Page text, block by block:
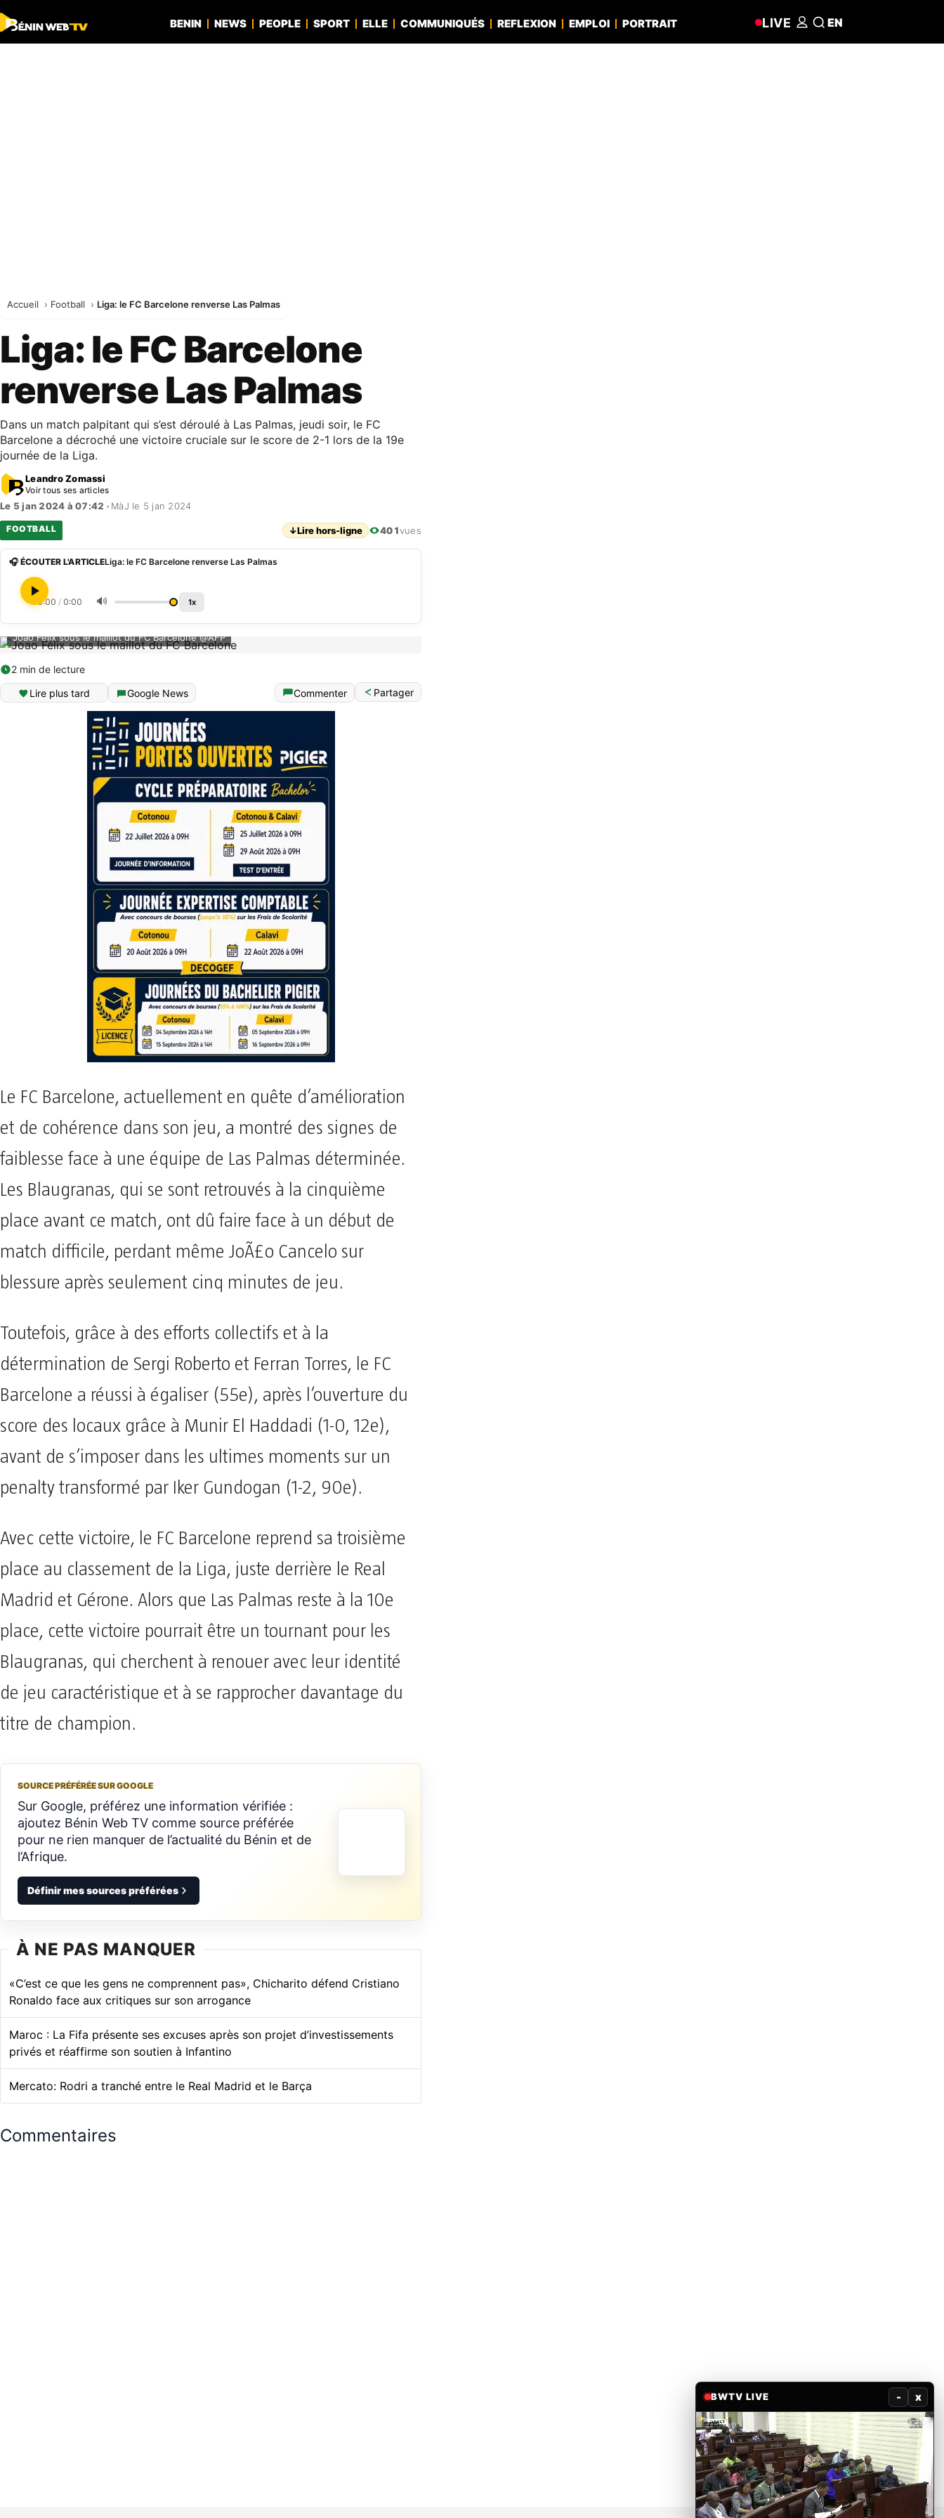
BENIN NEWS PEOPLE SPORT ELLE COMMUNIQUÉS REFLEXION EMPLOI PORTRAIT LIVE EN
Accueil Football Liga: le FC Barcelone renverse Las Palmas
Liga: le FC Barcelone
renverse Las Palmas
Dans un match palpitant qui s’est déroulé à Las Palmas, jeudi soir, le FC
Barcelone a décroché une victoire cruciale sur le score de 2-1 lors de la 19e
journée de la Liga.
Leandro Zomassi
Voir tous ses articles
Le 5 jan 2024 à 07:42 • MàJ le 5 jan 2024
FOOTBALL ↓Lire hors-ligne 401vues
🎧 ÉCOUTER L'ARTICLELiga: le FC Barcelone renverse Las Palmas
0:00 / 0:00 🔊 1x
Joao Félix sous le maillot du FC Barcelone @AFP
2 min de lecture
Lire plus tard
Google News Commenter Partager
Le FC Barcelone, actuellement en quête d’amélioration
et de cohérence dans son jeu, a montré des signes de
faiblesse face à une équipe de Las Palmas déterminée.
Les Blaugranas, qui se sont retrouvés à la cinquième
place avant ce match, ont dû faire face à un début de
match difficile, perdant même JoÃ£o Cancelo sur
blessure après seulement cinq minutes de jeu.
Toutefois, grâce à des efforts collectifs et à la
détermination de Sergi Roberto et Ferran Torres, le FC
Barcelone a réussi à égaliser (55e), après l’ouverture du
score des locaux grâce à Munir El Haddadi (1-0, 12e),
avant de s’imposer dans les ultimes moments sur un
penalty transformé par Iker Gundogan (1-2, 90e).
Avec cette victoire, le FC Barcelone reprend sa troisième
place au classement de la Liga, juste derrière le Real
Madrid et Gérone. Alors que Las Palmas reste à la 10e
place, cette victoire pourrait être un tournant pour les
Blaugranas, qui cherchent à renouer avec leur identité
de jeu caractéristique et à se rapprocher davantage du
titre de champion.
SOURCE PRÉFÉRÉE SUR GOOGLE
Sur Google, préférez une information vérifiée :
ajoutez Bénin Web TV comme source préférée
pour ne rien manquer de l’actualité du Bénin et de
l’Afrique.
Définir mes sources préférées
À NE PAS MANQUER
«C’est ce que les gens ne comprennent pas», Chicharito défend Cristiano
Ronaldo face aux critiques sur son arrogance
Maroc : La Fifa présente ses excuses après son projet d’investissements
privés et réaffirme son soutien à Infantino
Mercato: Rodri a tranché entre le Real Madrid et le Barça
Commentaires
BWTV LIVE - x